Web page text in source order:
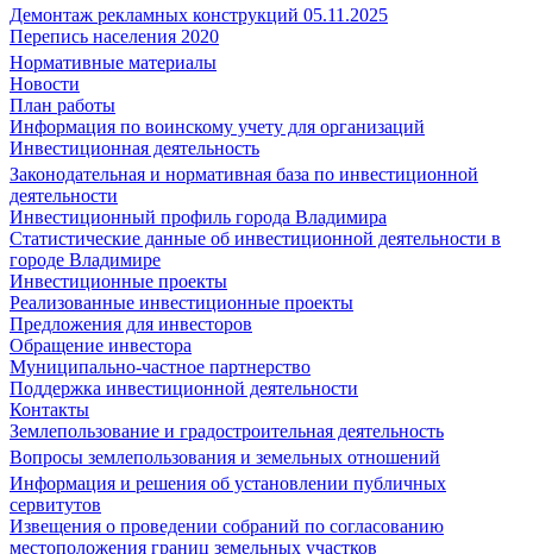
Демонтаж рекламных конструкций 05.11.2025
Перепись населения 2020
Нормативные материалы
Новости
План работы
Информация по воинскому учету для организаций
Инвестиционная деятельность
Законодательная и нормативная база по инвестиционной
деятельности
Инвестиционный профиль города Владимира
Статистические данные об инвестиционной деятельности в
городе Владимире
Инвестиционные проекты
Реализованные инвестиционные проекты
Предложения для инвесторов
Обращение инвестора
Муниципально-частное партнерство
Поддержка инвестиционной деятельности
Контакты
Землепользование и градостроительная деятельность
Вопросы землепользования и земельных отношений
Информация и решения об установлении публичных
сервитутов
Извещения о проведении собраний по согласованию
местоположения границ земельных участков